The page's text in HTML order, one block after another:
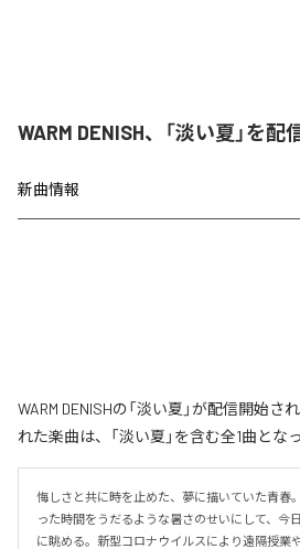
WARM DENISH、「淡い夏」を配
新曲情報
WARM DENISHの「淡い夏」が配信開始
れた楽曲は、「淡い夏」を含む全1曲とな
悔しさと共に時を止めた、夢に描いていた青春
った時間をうだるような暑さのせいにして、今
に眺める。新型コロナウイルスにより遠隔授業